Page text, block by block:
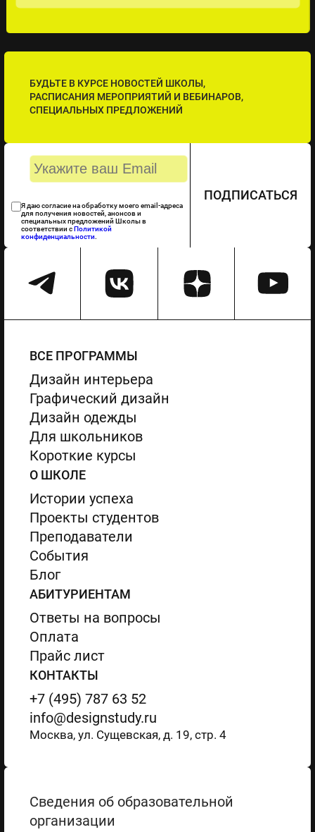
БУДЬТЕ В КУРСЕ НОВОСТЕЙ ШКОЛЫ,
РАСПИСАНИЯ МЕРОПРИЯТИЙ И ВЕБИНАРОВ,
СПЕЦИАЛЬНЫХ ПРЕДЛОЖЕНИЙ
Я даю согласие на обработку моего email-адреса
для получения новостей, анонсов и
специальных предложений Школы в
соответствии сПолитикой
конфиденциальности.
ПОДПИСАТЬСЯ
ВСЕ ПРОГРАММЫ
Дизайн интерьера
Графический дизайн
Дизайн одежды
Для школьников
Короткие курсы
О ШКОЛЕ
Истории успеха
Проекты студентов
Преподаватели
События
Блог
АБИТУРИЕНТАМ
Ответы на вопросы
Оплата
Прайс лист
КОНТАКТЫ
+7 (495) 787 63 52
info@designstudy.ru
Москва, ул. Сущевская, д. 19, стр. 4
Сведения об образовательной
организации